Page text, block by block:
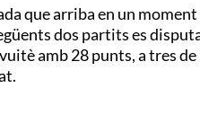
que arriba en un
dos partits es
amb 28 punts, a tres de